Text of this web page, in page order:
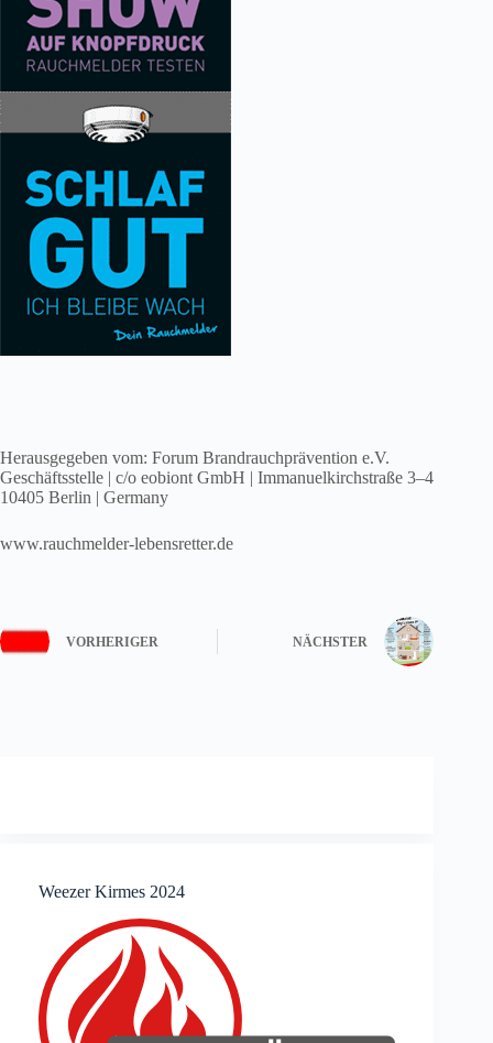
Herausgegeben vom: Forum Brandrauchprävention e.V.
Geschäftsstelle | c/o eobiont GmbH | Immanuelkirchstraße 3–4
10405 Berlin | Germany
www.rauchmelder-lebensretter.de
VORHERIGER NÄCHSTER
Weezer Kirmes 2024